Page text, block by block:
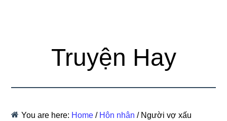
Truyện Hay
You are here: Home / Hôn nhân /Người vợ xấu